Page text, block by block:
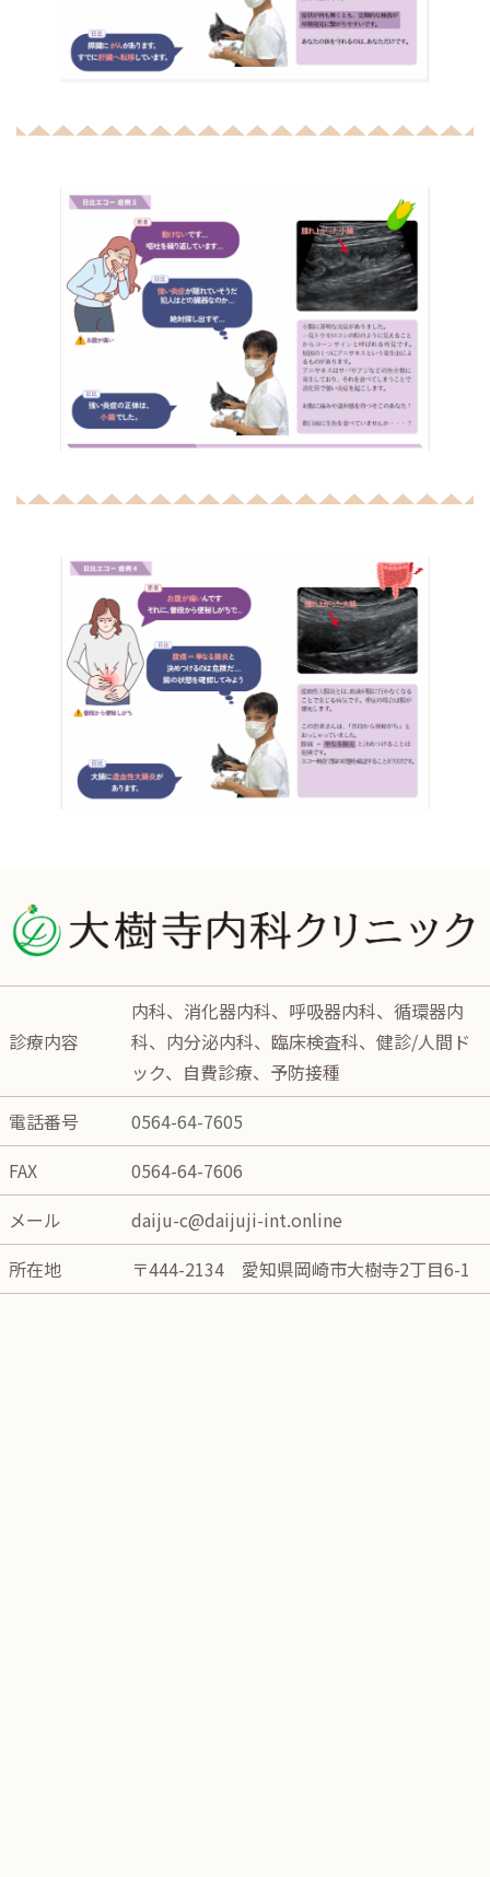
診療内容
内科、消化器内科、呼吸器内科、循環器内
科、内分泌内科、臨床検査科、健診/人間ド
ック、自費診療、予防接種
電話番号
0564-64-7605
FAX
0564-64-7606
メール
daiju-c@daijuji-int.online
所在地
〒444-2134 愛知県岡崎市大樹寺2丁目6-1